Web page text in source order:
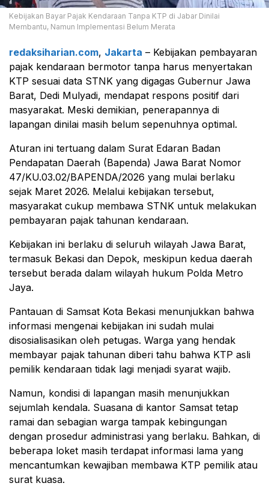
Kebijakan Bayar Pajak Kendaraan Tanpa KTP di Jabar Dinilai
Membantu, Namun Implementasi Belum Merata
redaksiharian.com, Jakarta – Kebijakan pembayaran
pajak kendaraan bermotor tanpa harus menyertakan
KTP sesuai data STNK yang digagas Gubernur Jawa
Barat, Dedi Mulyadi, mendapat respons positif dari
masyarakat. Meski demikian, penerapannya di
lapangan dinilai masih belum sepenuhnya optimal.
Aturan ini tertuang dalam Surat Edaran Badan
Pendapatan Daerah (Bapenda) Jawa Barat Nomor
47/KU.03.02/BAPENDA/2026 yang mulai berlaku
sejak Maret 2026. Melalui kebijakan tersebut,
masyarakat cukup membawa STNK untuk melakukan
pembayaran pajak tahunan kendaraan.
Kebijakan ini berlaku di seluruh wilayah Jawa Barat,
termasuk Bekasi dan Depok, meskipun kedua daerah
tersebut berada dalam wilayah hukum Polda Metro
Jaya.
Pantauan di Samsat Kota Bekasi menunjukkan bahwa
informasi mengenai kebijakan ini sudah mulai
disosialisasikan oleh petugas. Warga yang hendak
membayar pajak tahunan diberi tahu bahwa KTP asli
pemilik kendaraan tidak lagi menjadi syarat wajib.
Namun, kondisi di lapangan masih menunjukkan
sejumlah kendala. Suasana di kantor Samsat tetap
ramai dan sebagian warga tampak kebingungan
dengan prosedur administrasi yang berlaku. Bahkan, di
beberapa loket masih terdapat informasi lama yang
mencantumkan kewajiban membawa KTP pemilik atau
surat kuasa.